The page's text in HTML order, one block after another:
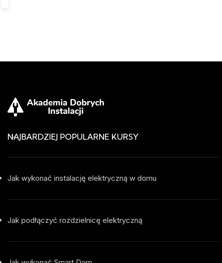
NAJBARDZIEJ POPULARNE KURSY
Jak wykonać instalację elektryczną w domu
Jak podłączyć rozdzielnicę elektryczną